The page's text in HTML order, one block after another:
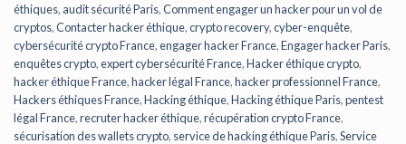
éthiques, audit sécurité Paris,Comment engager un hacker pour un vol de
cryptos,Contacter hacker éthique,crypto recovery,cyber-enquête,
cybersécurité crypto France,engager hacker France,Engager hacker Paris,
enquêtes crypto,expert cybersécurité France,Hacker éthique crypto,
hacker éthique France,hacker légal France,hacker professionnel France,
Hackers éthiques France,Hacking éthique,Hacking éthique Paris,pentest
légal France,recruter hacker éthique,récupération crypto France,
sécurisation des wallets crypto, service de hacking éthique Paris,Service